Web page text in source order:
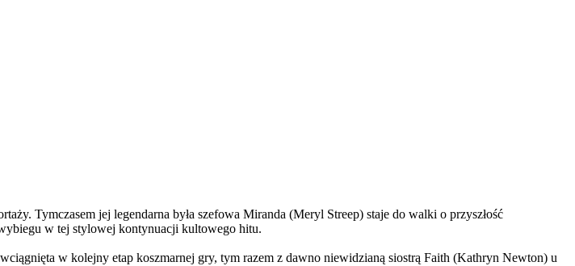
Tymczasem jej legendarna była szefowa Miranda (Meryl Streep) staje do walki o przyszłość
w tej stylowej kontynuacji kultowego hitu.
w kolejny etap koszmarnej gry, tym razem z dawno niewidzianą siostrą Faith (Kathryn Newton) u